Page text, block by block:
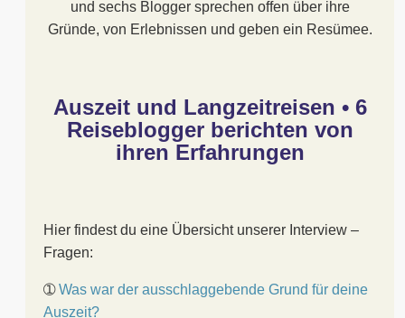
und sechs Blogger sprechen offen über ihre
Gründe, von Erlebnissen und geben ein Resümee.
Auszeit und Langzeitreisen • 6
Reiseblogger berichten von
ihren Erfahrungen
Hier findest du eine Übersicht unserer Interview –
Fragen:
➀Was war der ausschlaggebende Grund für deine
Auszeit?